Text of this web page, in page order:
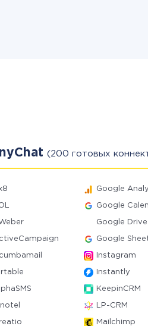
(200 готовых
Google
Google
Google Drive
Google
Instagram
Instantly
KeepinCRM
LP-CRM
Mailchimp